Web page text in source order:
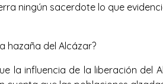
ningún sacerdote lo que
hazaña del Alcázar?
la influencia de la liberación del